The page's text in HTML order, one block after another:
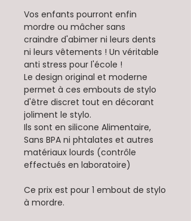
​​Vos enfants pourront enfin
mordre ou mâcher sans
craindre d'abimer ni leurs dents
ni leurs vêtements ! Un véritable
anti stress pour l'école !
Le design original et moderne
permet à ces embouts de stylo
d'être discret tout en décorant
joliment le stylo.
Ils sont en silicone Alimentaire,
Sans BPA ni phtalates et autres
matériaux lourds (contrôle
effectués en laboratoire)
Ce prix est pour 1 embout de stylo
à mordre.